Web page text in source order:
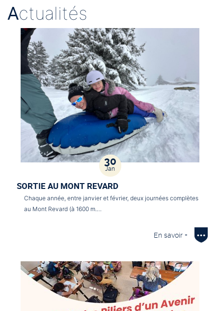
Actualités
30
Jan
SORTIE AU MONT REVARD
Chaque année, entre janvier et février, deux journées complètes
au Mont Revard (à 1600 m.…
En savoir +